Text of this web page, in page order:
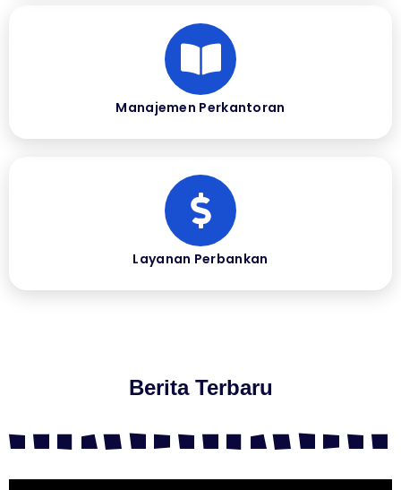
Manajemen Perkantoran
Layanan Perbankan
Berita Terbaru